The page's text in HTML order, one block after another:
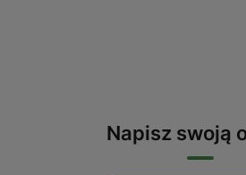
Napisz swoją